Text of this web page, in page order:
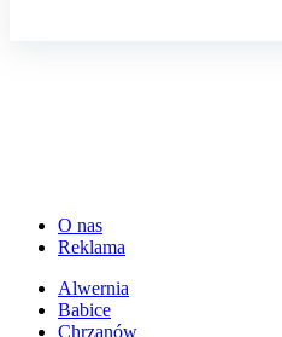
O nas
Reklama
Alwernia
Babice
Chrzanów